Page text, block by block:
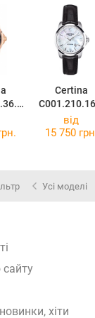
Certina
17.02
від
15 750
Усі моделі
хіти